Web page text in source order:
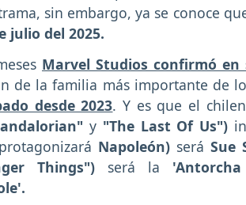
sin embargo, ya se conoce
julio del 2025.
Marvel Studios confirmó en
de la familia más importante de
desde 2023. Y es que el
y"The Last Of Us")
Napoleón) será Sue
Things") será la